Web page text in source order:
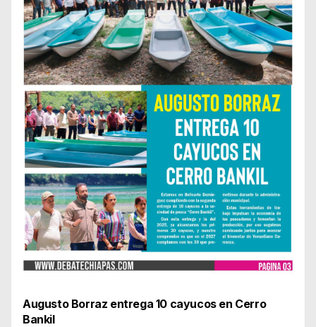
Augusto Borraz entrega 10 cayucos en Cerro
Bankil